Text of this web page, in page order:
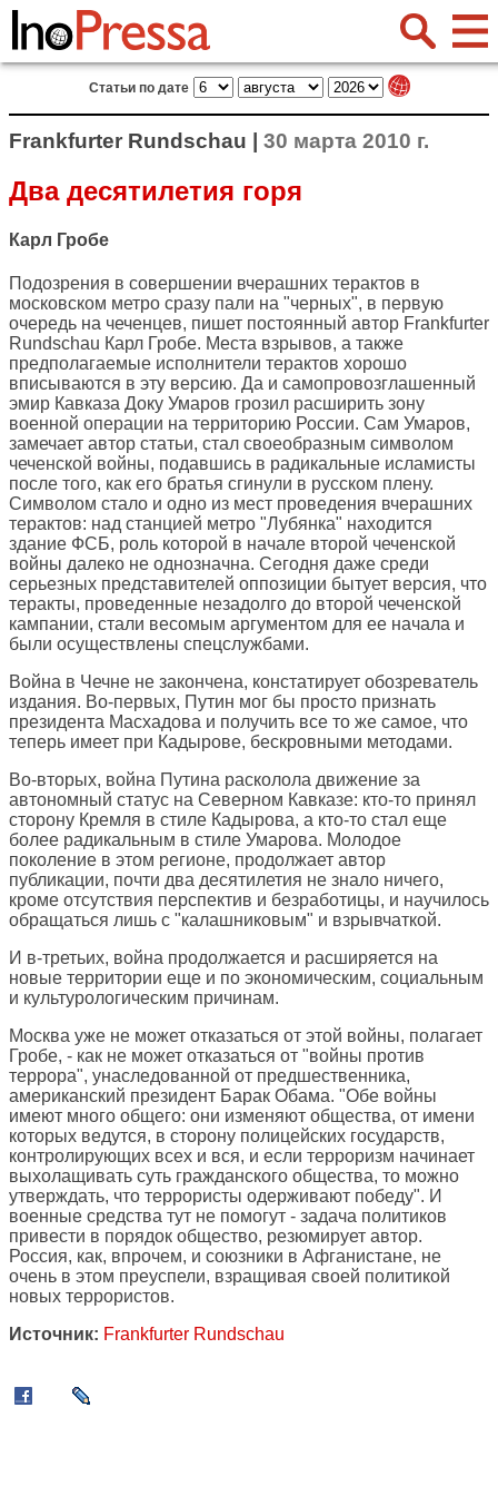
Статьи по дате
Frankfurter Rundschau | 30 марта 2010 г.
Два десятилетия горя
Карл Гробе
Подозрения в совершении вчерашних терактов в
московском метро сразу пали на "черных", в первую
очередь на чеченцев, пишет постоянный автор Frankfurter
Rundschau Карл Гробе. Места взрывов, а также
предполагаемые исполнители терактов хорошо
вписываются в эту версию. Да и самопровозглашенный
эмир Кавказа Доку Умаров грозил расширить зону
военной операции на территорию России. Сам Умаров,
замечает автор статьи, стал своеобразным символом
чеченской войны, подавшись в радикальные исламисты
после того, как его братья сгинули в русском плену.
Символом стало и одно из мест проведения вчерашних
терактов: над станцией метро "Лубянка" находится
здание ФСБ, роль которой в начале второй чеченской
войны далеко не однозначна. Сегодня даже среди
серьезных представителей оппозиции бытует версия, что
теракты, проведенные незадолго до второй чеченской
кампании, стали весомым аргументом для ее начала и
были осуществлены спецслужбами.
Война в Чечне не закончена, констатирует обозреватель
издания. Во-первых, Путин мог бы просто признать
президента Масхадова и получить все то же самое, что
теперь имеет при Кадырове, бескровными методами.
Во-вторых, война Путина расколола движение за
автономный статус на Северном Кавказе: кто-то принял
сторону Кремля в стиле Кадырова, а кто-то стал еще
более радикальным в стиле Умарова. Молодое
поколение в этом регионе, продолжает автор
публикации, почти два десятилетия не знало ничего,
кроме отсутствия перспектив и безработицы, и научилось
обращаться лишь с "калашниковым" и взрывчаткой.
И в-третьих, война продолжается и расширяется на
новые территории еще и по экономическим, социальным
и культурологическим причинам.
Москва уже не может отказаться от этой войны, полагает
Гробе, - как не может отказаться от "войны против
террора", унаследованной от предшественника,
американский президент Барак Обама. "Обе войны
имеют много общего: они изменяют общества, от имени
которых ведутся, в сторону полицейских государств,
контролирующих всех и вся, и если терроризм начинает
выхолащивать суть гражданского общества, то можно
утверждать, что террористы одерживают победу". И
военные средства тут не помогут - задача политиков
привести в порядок общество, резюмирует автор.
Россия, как, впрочем, и союзники в Афганистане, не
очень в этом преуспели, взращивая своей политикой
новых террористов.
Источник: Frankfurter Rundschau